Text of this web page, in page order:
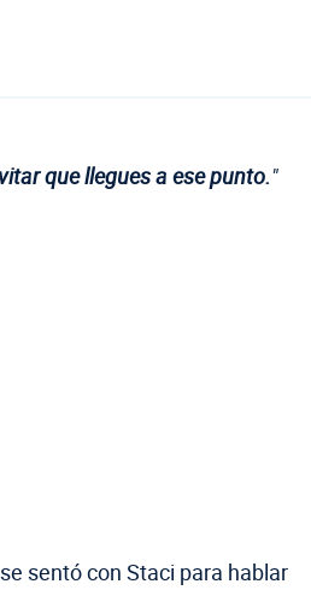
que llegues a ese punto."
sentó con Staci para hablar